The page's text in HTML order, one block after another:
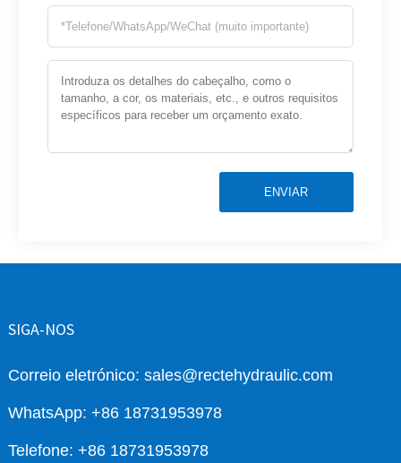
ENVIAR
SIGA-NOS
Correio eletrónico: sales@rectehydraulic.com
WhatsApp: +86 18731953978
Telefone: +86 18731953978